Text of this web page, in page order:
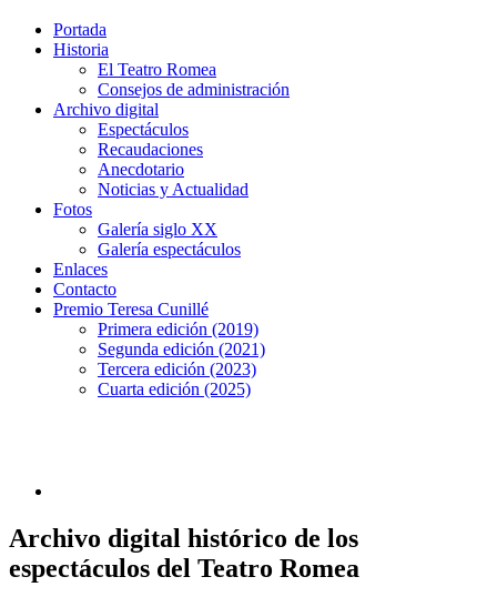
Portada
Historia
El Teatro Romea
Consejos de administración
Archivo digital
Espectáculos
Recaudaciones
Anecdotario
Noticias y Actualidad
Fotos
Galería siglo XX
Galería espectáculos
Enlaces
Contacto
Premio Teresa Cunillé
Primera edición (2019)
Segunda edición (2021)
Tercera edición (2023)
Cuarta edición (2025)
Archivo digital histórico de los
espectáculos del Teatro Romea